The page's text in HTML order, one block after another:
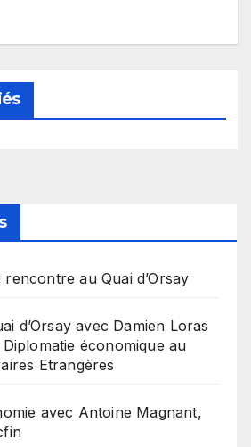
au Quai d’Orsay
d’Orsay avec Damien Loras
économique au
Etrangères
avec Antoine Magnant,